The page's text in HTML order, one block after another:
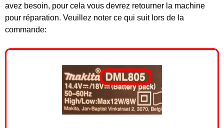
avez besoin, pour cela vous devrez retourner la machine
pour réparation. Veuillez noter ce qui suit lors de la
commande: